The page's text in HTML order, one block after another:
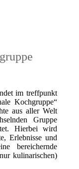
im treffpunkt
Kochgruppe“
aus aller Welt
Gruppe
Hierbei wird
Erlebnisse und
bereichernde
kulinarischen)